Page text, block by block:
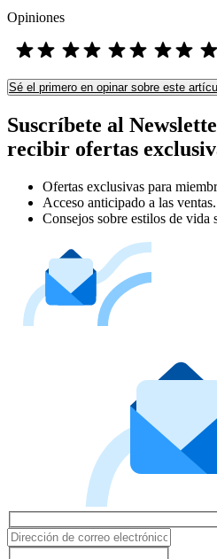
Opiniones
Sé el primero en opinar sobre este
Suscríbete al
recibir ofertas
Ofertas exclusivas para
Acceso anticipado a las ventas.
Consejos sobre estilos de vida